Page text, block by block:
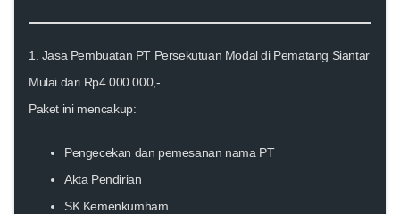
1. Jasa Pembuatan PT Persekutuan Modal di Pematang Siantar
Mulai dari Rp4.000.000,-
Paket ini mencakup:
Pengecekan dan pemesanan nama PT
Akta Pendirian
SK Kemenkumham